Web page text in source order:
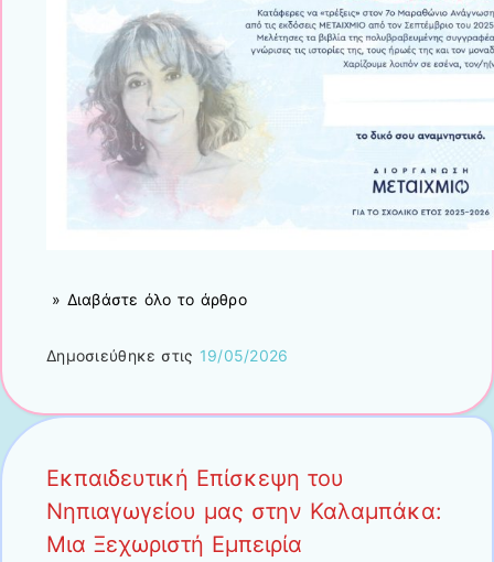
» Διαβάστε όλο το άρθρο
Δημοσιεύθηκε στις 19/05/2026
Εκπαιδευτική Επίσκεψη του
Νηπιαγωγείου μας στην Καλαμπάκα:
Μια Ξεχωριστή Εμπειρία